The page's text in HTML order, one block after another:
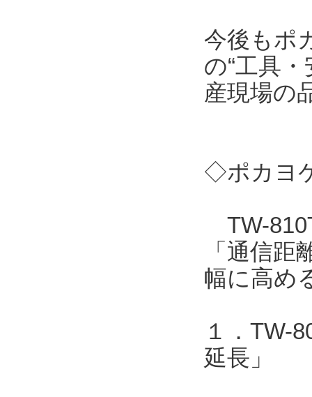
今後もポ
の“工具
産現場の
◇ポカヨ
TW-
「通信
幅に高め
１．TW-
延長」